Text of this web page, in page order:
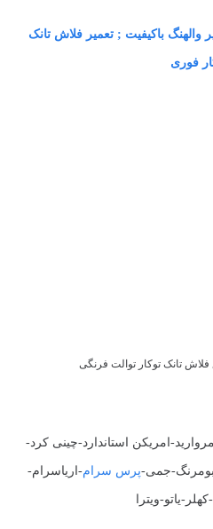
والهنگ باکیفیت ; تعمیر فلاش تانک
فوری
فلاش تانک توکار توالت فرنگی
مروارید-امریکن استاندارد-چینی کرد-
بومرنگ-جمی-پرس سرام-اریاسرام-
یاتو-ویترا